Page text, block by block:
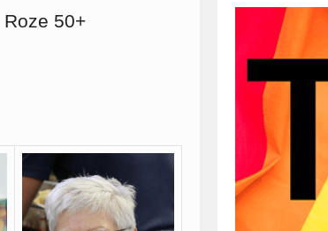
50+